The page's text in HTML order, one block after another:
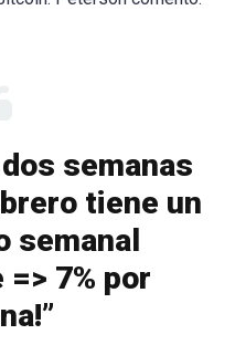
semanas
tiene un
semanal
7% por